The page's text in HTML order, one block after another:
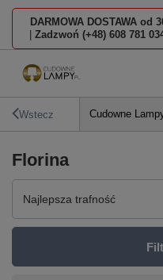
DARMOWA DOSTAWA od
Zadzwoń (+48) 608 781
Wstecz Cudowne
Florina
Zmień sortowanie
Najlepsza trafność